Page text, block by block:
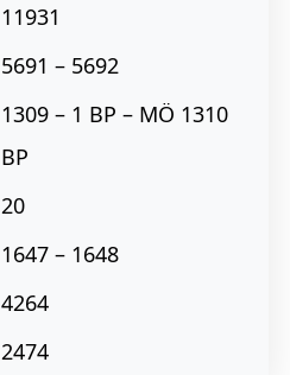
11931
5691 – 5692
1309 – 1 BP – MÖ 1310
BP
20
1647 – 1648
4264
2474